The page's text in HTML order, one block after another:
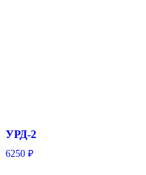
УРД-2
6250 ₽